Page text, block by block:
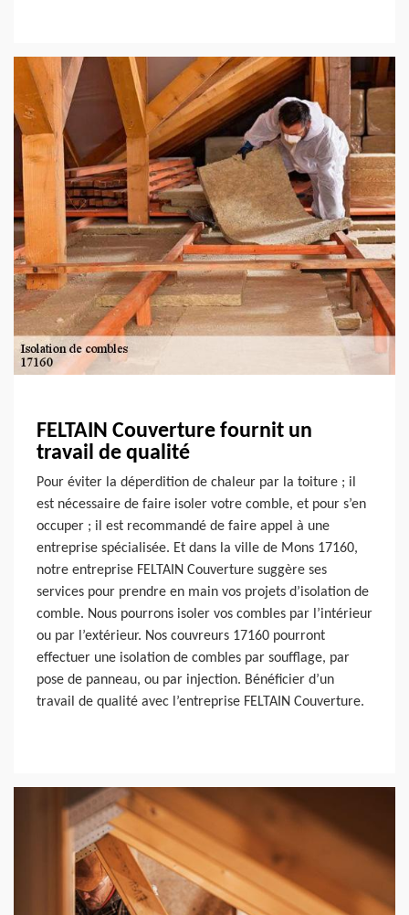
FELTAIN Couverture fournit un
travail de qualité
Pour éviter la déperdition de chaleur par la toiture ; il
est nécessaire de faire isoler votre comble, et pour s’en
occuper ; il est recommandé de faire appel à une
entreprise spécialisée. Et dans la ville de Mons 17160,
notre entreprise FELTAIN Couverture suggère ses
services pour prendre en main vos projets d’isolation de
comble. Nous pourrons isoler vos combles par l’intérieur
ou par l’extérieur. Nos couvreurs 17160 pourront
effectuer une isolation de combles par soufflage, par
pose de panneau, ou par injection. Bénéficier d’un
travail de qualité avec l’entreprise FELTAIN Couverture.